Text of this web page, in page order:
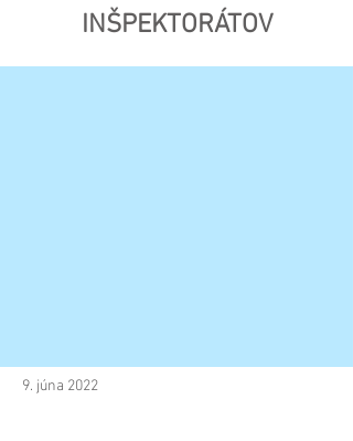
9. júna 2022
INŠPEKTORÁTOV